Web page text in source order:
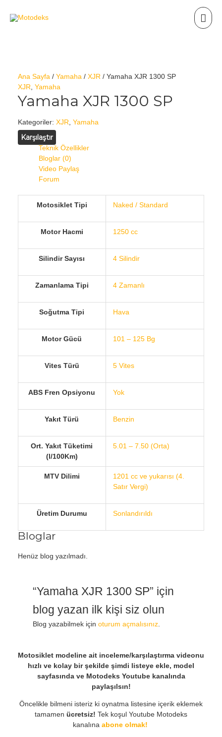
Ana Sayfa / Yamaha / XJR / Yamaha XJR 1300 SP
XJR Yamaha
Yamaha XJR 1300 SP
Kategoriler: XJR Yamaha
Karşılaştır
Teknik Özellikler
Bloglar (0)
Video Paylaş
Forum
Motosiklet Tipi Naked / Standard
Motor Hacmi 1250 cc
Silindir Sayısı 4 Silindir
Zamanlama Tipi 4 Zamanlı
Soğutma Tipi Hava
Motor Gücü 101 – 125 Bg
Vites Türü 5 Vites
ABS Fren Opsiyonu Yok
Yakıt Türü Benzin
Ort. Yakıt Tüketimi
(l/100Km)
5.01 – 7.50 (Orta)
MTV Dilimi
1201 cc ve yukarısı (4.
Satır Vergi)
Üretim Durumu Sonlandırıldı
Bloglar
Henüz blog yazılmadı.
“Yamaha XJR 1300 SP” için
blog yazan ilk kişi siz olun
Blog yazabilmek için oturum açmalısınız.
Motosiklet modeline ait inceleme/karşılaştırma videonu
hızlı ve kolay bir şekilde şimdi listeye ekle, model
sayfasında ve Motodeks Youtube kanalında
paylaşılsın!
Öncelikle bilmeni isteriz ki oynatma listesine içerik eklemek
tamamen ücretsiz! Tek koşul Youtube Motodeks
kanalına abone olmak!